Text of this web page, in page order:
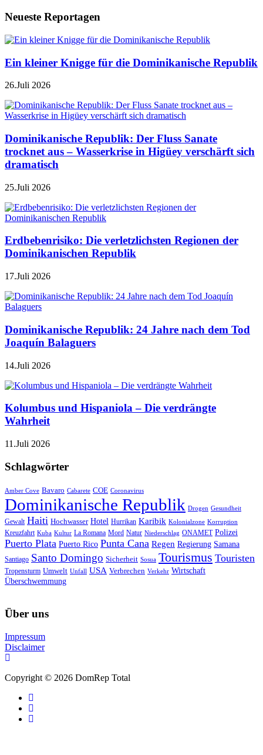
Neueste Reportagen
Ein kleiner Knigge für die Dominikanische Republik
26.Juli 2026
Dominikanische Republik: Der Fluss Sanate
trocknet aus – Wasserkrise in Higüey verschärft sich
dramatisch
25.Juli 2026
Erdbebenrisiko: Die verletzlichsten Regionen der
Dominikanischen Republik
17.Juli 2026
Dominikanische Republik: 24 Jahre nach dem Tod
Joaquín Balaguers
14.Juli 2026
Kolumbus und Hispaniola – Die verdrängte
Wahrheit
11.Juli 2026
Schlagwörter
Amber Cove Bavaro Cabarete COE Coronavirus
Dominikanische Republik Drogen Gesundheit
Gewalt Haiti Hochwasser Hotel Hurrikan Karibik Kolonialzone Korruption
Kreuzfahrt Kuba Kultur La Romana Mord Natur Niederschlag ONAMET Polizei
Puerto Plata Puerto Rico Punta Cana Regen Regierung Samana
Santiago Santo Domingo Sicherheit Sosua Tourismus Touristen
Tropensturm Umwelt Unfall USA Verbrechen Verkehr Wirtschaft
Überschwemmung
Über uns
Impressum
Disclaimer
Copyright © 2026 DomRep Total